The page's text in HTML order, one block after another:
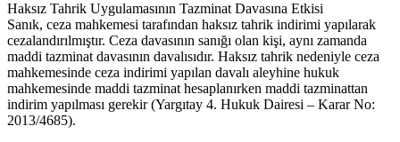
Haksız Tahrik Uygulamasının Tazminat Davasına Etkisi
Sanık, ceza mahkemesi tarafından haksız tahrik indirimi yapılarak
cezalandırılmıştır. Ceza davasının sanığı olan kişi, aynı zamanda
maddi tazminat davasının davalısıdır. Haksız tahrik nedeniyle ceza
mahkemesinde ceza indirimi yapılan davalı aleyhine hukuk
mahkemesinde maddi tazminat hesaplanırken maddi tazminattan
indirim yapılması gerekir (Yargıtay 4. Hukuk Dairesi – Karar No:
2013/4685).